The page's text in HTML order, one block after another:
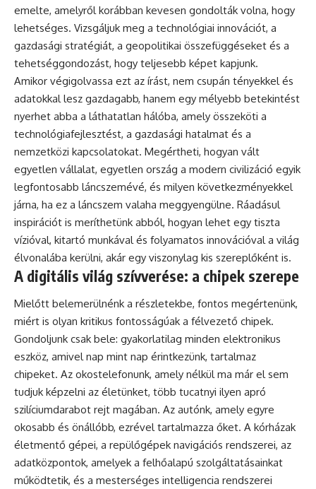
emelte, amelyről korábban kevesen gondolták volna, hogy
lehetséges. Vizsgáljuk meg a technológiai innovációt, a
gazdasági stratégiát, a geopolitikai összefüggéseket és a
tehetséggondozást, hogy teljesebb képet kapjunk.
Amikor végigolvassa ezt az írást, nem csupán tényekkel és
adatokkal lesz gazdagabb, hanem egy mélyebb betekintést
nyerhet abba a láthatatlan hálóba, amely összeköti a
technológiafejlesztést, a gazdasági hatalmat és a
nemzetközi kapcsolatokat. Megértheti, hogyan vált
egyetlen vállalat, egyetlen ország a modern civilizáció egyik
legfontosabb láncszemévé, és milyen következményekkel
járna, ha ez a láncszem valaha meggyengülne. Ráadásul
inspirációt is meríthetünk abból, hogyan lehet egy tiszta
vízióval, kitartó munkával és folyamatos innovációval a világ
élvonalába kerülni, akár egy viszonylag kis szereplőként is.
A digitális világ szívverése: a chipek szerepe
Mielőtt belemerülnénk a részletekbe, fontos megértenünk,
miért is olyan kritikus fontosságúak a félvezető chipek.
Gondoljunk csak bele: gyakorlatilag minden elektronikus
eszköz, amivel nap mint nap érintkezünk, tartalmaz
chipeket. Az okostelefonunk, amely nélkül ma már el sem
tudjuk képzelni az életünket, több tucatnyi ilyen apró
szilíciumdarabot rejt magában. Az autónk, amely egyre
okosabb és önállóbb, ezrével tartalmazza őket. A kórházak
életmentő gépei, a repülőgépek navigációs rendszerei, az
adatközpontok, amelyek a felhőalapú szolgáltatásainkat
működtetik, és a mesterséges intelligencia rendszerei